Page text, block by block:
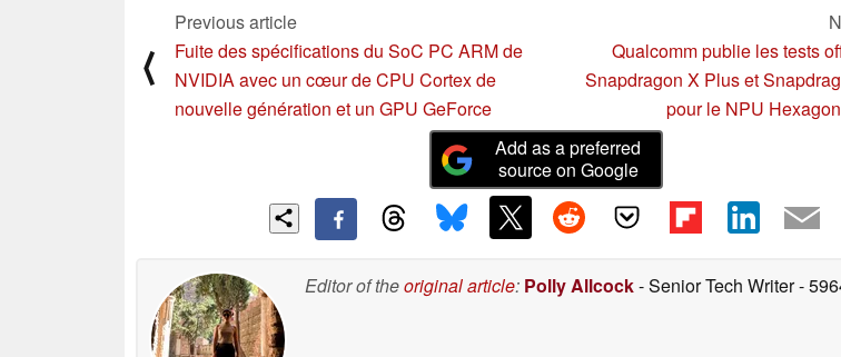
⟨
Previous article
Fuite des spécifications du SoC PC ARM de
NVIDIA avec un cœur de CPU Cortex de
nouvelle génération et un GPU GeForce
Qualcomm publie les tests
Snapdragon X Plus et
pour le NPU
Add as a preferred
source on Google
Editor of theoriginal article: Polly Allcock- Senior Tech Writer-